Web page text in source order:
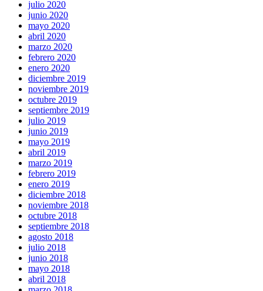
julio 2020
junio 2020
mayo 2020
abril 2020
marzo 2020
febrero 2020
enero 2020
diciembre 2019
noviembre 2019
octubre 2019
septiembre 2019
julio 2019
junio 2019
mayo 2019
abril 2019
marzo 2019
febrero 2019
enero 2019
diciembre 2018
noviembre 2018
octubre 2018
septiembre 2018
agosto 2018
julio 2018
junio 2018
mayo 2018
abril 2018